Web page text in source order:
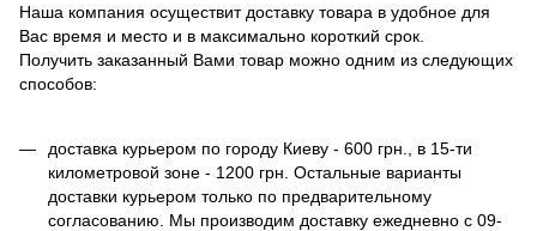
Наша компания осуществит доставку товара в удобное для
Вас время и место и в максимально короткий срок.
Получить заказанный Вами товар можно одним из следующих
способов:
доставка курьером по городу Киеву - 600 грн., в 15-ти
километровой зоне - 1200 грн. Остальные варианты
доставки курьером только по предварительному
согласованию. Мы производим доставку ежедневно с 09-